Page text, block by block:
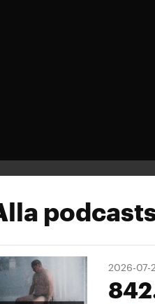
2026-07-